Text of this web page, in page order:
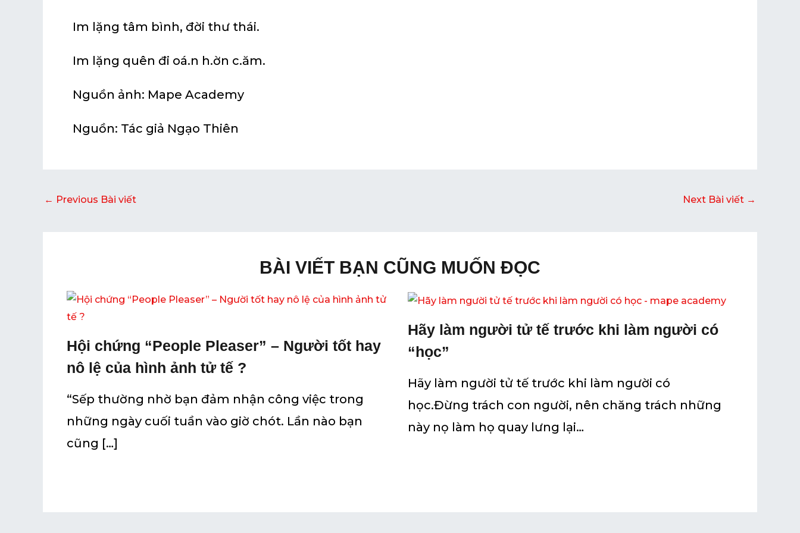
Im lặng tâm bình, đời thư thái.
Im lặng quên đi oá.n h.ờn c.ăm.
Nguồn ảnh: Mape Academy
Nguồn: Tác giả Ngạo Thiên
← Previous Bài viết Next Bài viết →
BÀI VIẾT BẠN CŨNG MUỐN ĐỌC
Hội chứng “People Pleaser” – Người tốt hay
nô lệ của hình ảnh tử tế ?
“Sếp thường nhờ bạn đảm nhận công việc trong
những ngày cuối tuần vào giờ chót. Lần nào bạn
cũng […]
Hãy làm người tử tế trước khi làm người có
“học”
Hãy làm người tử tế trước khi làm người có
học.Đừng trách con người, nên chăng trách những
này nọ làm họ quay lưng lại…